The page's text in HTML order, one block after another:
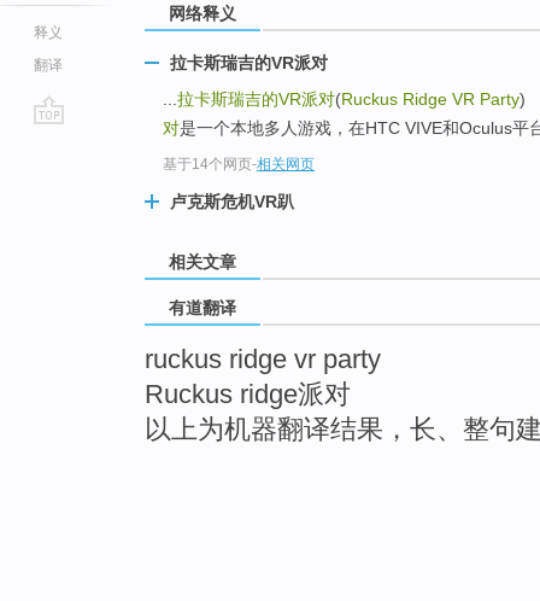
释义
翻译
网络释义
拉卡斯瑞吉的VR派对
拉卡斯瑞吉的VR派对(Ruckus Ridge VR Party)
对是一个本地多人游戏，在HTC VIVE和Oculus
基于14个网页-相关网页
卢克斯危机VR趴
相关文章
有道翻译
ruckus ridge vr party
Ruckus ridge派对
以上为机器翻译结果，长、整句